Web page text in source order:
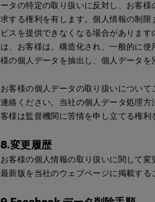
ータの特定の取り扱いに反対し、お客
求する権利を有します。個人情報の制
ビスを提供できなくなる場合がありま
は、お客様は、構造化され、一般的に
様の個人データを抽出し、個人データを
お客様の個人データの取り扱いについ
連絡ください。当社の個人データ処理
客様は監督機関に苦情を申し立てる権利
8.変更履歴
お客様の個人情報の取り扱いに関して
最新版を当社のウェブページに掲載する